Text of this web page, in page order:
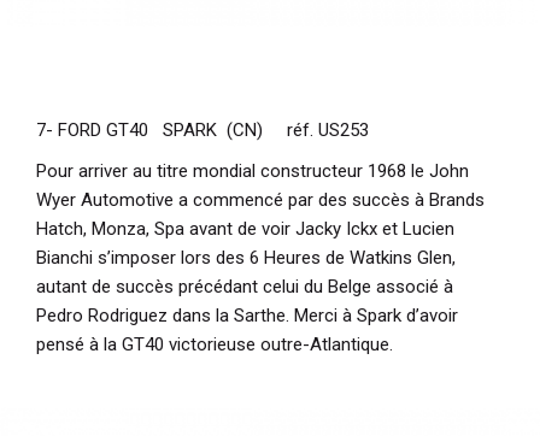
7- FORD GT40 SPARK (CN) réf. US253
Pour arriver au titre mondial constructeur 1968 le John
Wyer Automotive a commencé par des succès à Brands
Hatch, Monza, Spa avant de voir Jacky Ickx et Lucien
Bianchi s’imposer lors des 6 Heures de Watkins Glen,
autant de succès précédant celui du Belge associé à
Pedro Rodriguez dans la Sarthe. Merci à Spark d’avoir
pensé à la GT40 victorieuse outre-Atlantique.